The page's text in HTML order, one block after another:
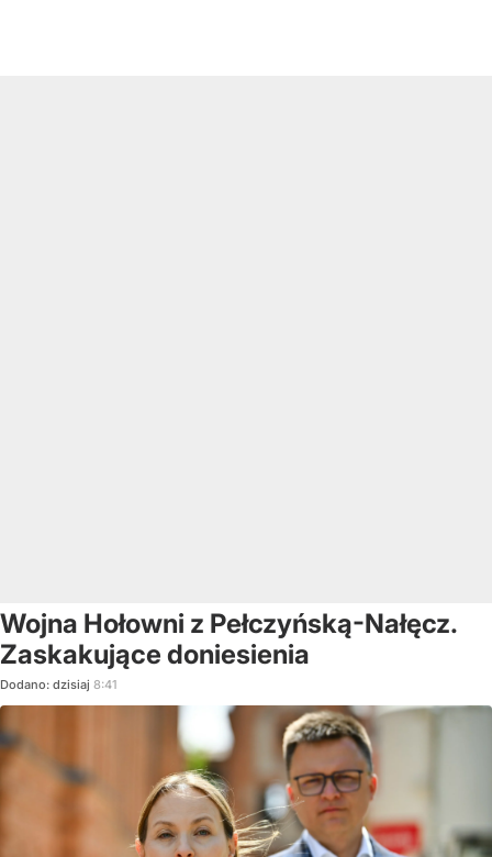
Wojna Hołowni z Pełczyńską-Nałęcz.
Zaskakujące doniesienia
Dodano: dzisiaj 8:41